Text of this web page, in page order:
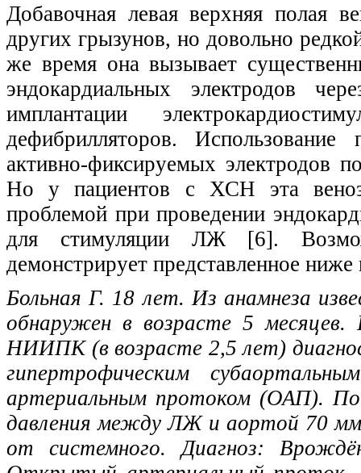
Добавочная левая верхняя полая
других грызунов, но довольно
же время она вызывает
эндокардиальных электродов
имплантации
дефибрилляторов.
активно-фиксируемых электродов
Но у пациентов с ХСН эта
проблемой при проведении
для стимуляции ЛЖ [6].
демонстрирует представленное
Больная Г. 18 лет. Из анамнеза
обнаружен в возрасте 5 месяцев.
НИИПК (в возрасте 2,5 лет)
гипертрофическим
артериальным протоком (ОАП). По
давления между ЛЖ и аортой 70 мм
от системного. Диагноз: